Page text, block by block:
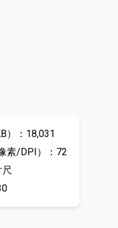
）：18,031
素/DPI）：72